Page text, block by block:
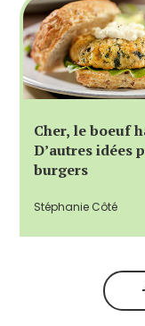
Cher, le boeuf
D’autres idées
burgers
Stéphanie Côté